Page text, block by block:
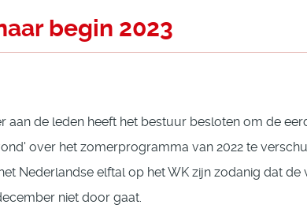
begin 2023
aan de leden heeft het bestuur besloten om de
over het zomerprogramma van 2022 te
Nederlandse elftal op het WK zijn zodanig dat de
niet door gaat.